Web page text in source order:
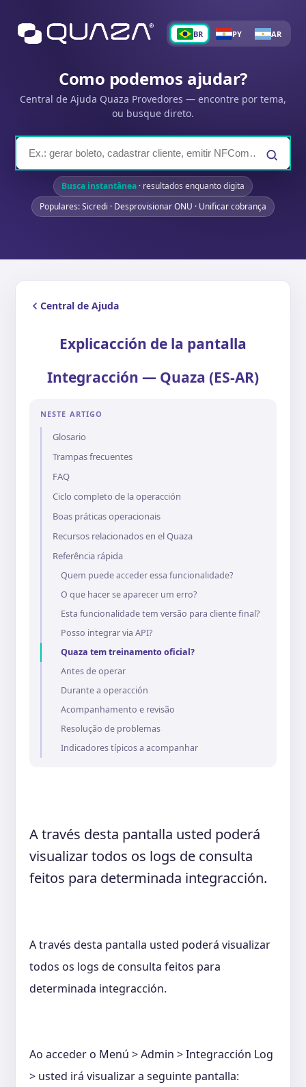
BR PY AR
Como podemos ajudar?
Central de Ajuda Quaza Provedores — encontre por tema,
ou busque direto.
Busca instantânea · resultados enquanto digita
Populares: Sicredi · Desprovisionar ONU · Unificar cobrança
Central de Ajuda
Explicacción de la pantalla
Integracción — Quaza (ES-AR)
A través desta pantalla usted poderá
visualizar todos os logs de consulta
feitos para determinada integracción.
A través desta pantalla usted poderá visualizar
todos os logs de consulta feitos para
determinada integracción.
Ao acceder o Menú > Admin > Integracción Log
> usted irá visualizar a seguinte pantalla:
NESTE ARTIGO
Glosario
Trampas frecuentes
FAQ
Ciclo completo de la operacción
Boas práticas operacionais
Recursos relacionados en el Quaza
Referência rápida
Quem puede acceder essa funcionalidade?
O que hacer se aparecer um erro?
Esta funcionalidade tem versão para cliente final?
Posso integrar via API?
Quaza tem treinamento oficial?
Antes de operar
Durante a operacción
Acompanhamento e revisão
Resolução de problemas
Indicadores típicos a acompanhar